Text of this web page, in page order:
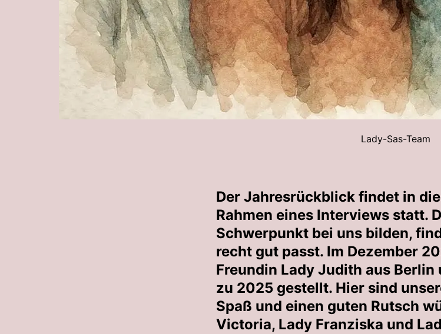
Lady-Sas-Team
Der Jahresrückblick findet in
Rahmen eines Interviews statt.
Schwerpunkt bei uns bilden,
recht gut passt. Im Dezember
Freundin Lady Judith aus Berlin
zu 2025 gestellt. Hier sind
Spaß und einen guten Rutsch
Victoria, Lady Franziska und